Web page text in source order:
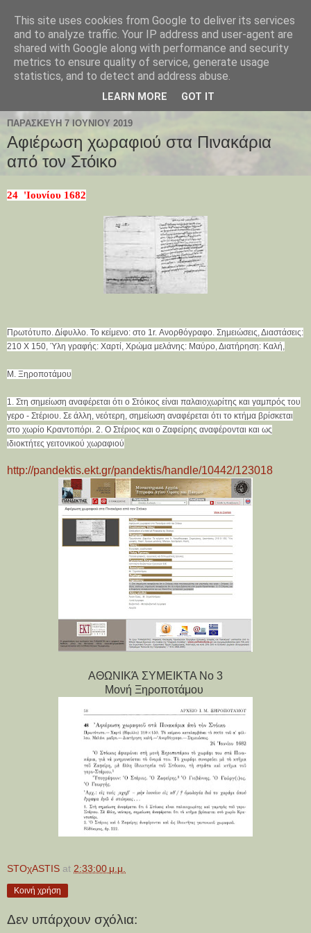
Παλαιοχώρι Χαλκιδικής
Palaiochori Chalkidiki - Paleochori (Chalkidiki) - Paleochóri
- Halkidiki Δήμος Αριστοτέλη, Κεντρική Μακεδονία, Ελλάδα
ΠΑΡΑΣΚΕΥΉ 7 ΙΟΥΝΊΟΥ 2019
Αφιέρωση χωραφιού στα Πινακάρια
από τον Στόικο
24  'Ιουνίου 1682
Πρωτότυπο. Δίφυλλο. Το κείμενο: στο 1r. Ανορθόγραφο. Σημειώσεις, Διαστάσεις:
210 Χ 150, Ύλη γραφής: Χαρτί, Χρώμα μελάνης: Μαύρο, Διατήρηση: Καλή,
Μ. Ξηροποτάμου
1. Στη σημείωση αναφέρεται ότι ο Στόικος είναι παλαιοχωρίτης και γαμπρός του
γερο - Στέριου. Σε άλλη, νεότερη, σημείωση αναφέρεται ότι το κτήμα βρίσκεται
στο χωρίο Kραντοπόρι. 2. Ο Στέριος και ο Ζαφείρης αναφέρονται και ως
ιδιοκτήτες γειτονικού χωραφιού
http://pandektis.ekt.gr/pandektis/handle/10442/123018
ΑΘΩΝΙΚΆ ΣΥΜΕΙΚΤΑ Νο 3
Μονή Ξηροποτάμου
STOχASTIS at 2:33:00 μ.μ.
Κοινή χρήση
Δεν υπάρχουν σχόλια:
This site uses cookies from Google to deliver its services
and to analyze traffic. Your IP address and user-agent are
shared with Google along with performance and security
metrics to ensure quality of service, generate usage
statistics, and to detect and address abuse.
LEARN MORE GOT IT